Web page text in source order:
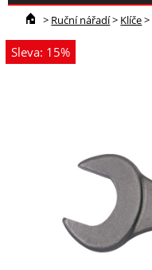
> Ruční nářadí> Klíče>
Sleva: 15%